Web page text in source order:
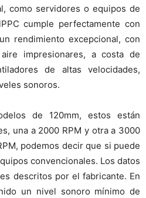
como servidores o equipos de
cumple perfectamente con
rendimiento excepcional, con
impresionares, a costa de
de altas velocidades,
sonoros.
de 120mm, estos están
una a 2000 RPM y otra a 3000
podemos decir que si puede
convencionales. Los datos
descritos por el fabricante. En
un nivel sonoro mínimo de